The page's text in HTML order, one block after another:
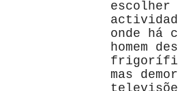
escolher
onde há
homem
mas